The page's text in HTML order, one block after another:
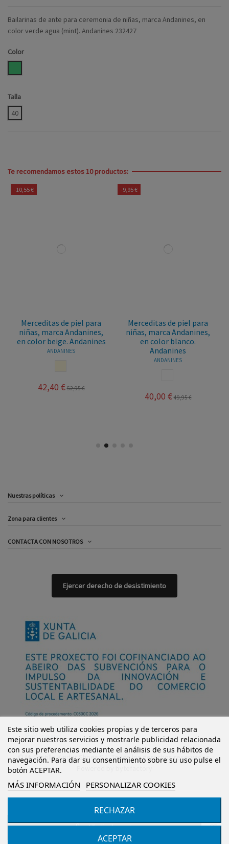
Bailarinas de ante para ceremonia de niñas, marca Andanines, en
color verde agua (mint). Andanines 232427
Color
Talla
40
Añadir al carrito
Te recomendamos estos 10 productos:
-10,55 €
Merceditas de piel para
niñas, marca Andanines,
en color beige. Andanines
ANDANINES
42,40 € 52,95 €
-9,95 €
Merceditas de piel para
niñas, marca Andanines,
en color blanco.
Andanines
ANDANINES
40,00 € 49,95 €
Nuestras políticas
Zona para clientes
CONTACTA CON NOSOTROS
Este sitio web utiliza cookies propias y de terceros para
mejorar nuestros servicios y mostrarle publicidad relacionada
con sus preferencias mediante el análisis de sus hábitos de
navegación. Para dar su consentimiento sobre su uso pulse el
botón ACEPTAR.
MÁS INFORMACIÓN PERSONALIZAR COOKIES
RECHAZAR
ACEPTAR
Ejercer derecho de desistimiento
© Mi Castillo Kinder Shoes S.L. Todos los derechos reservados.